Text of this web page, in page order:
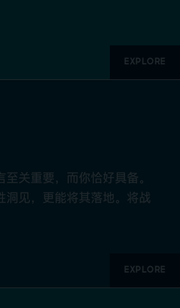
EXPLORE
关重要，而你恰好具备。
洞见，更能将其落地。将战
EXPLORE